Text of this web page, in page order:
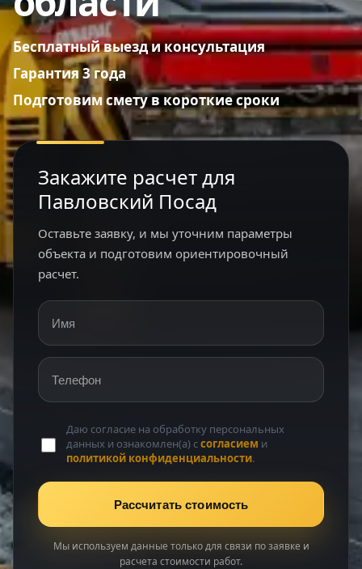
Бесплатный выезд и консультация
Гарантия 3 года
Подготовим смету в короткие сроки
Закажите расчет для
Павловский Посад
Оставьте заявку, и мы уточним параметры
объекта и подготовим ориентировочный
расчет.
Имя
Телефон
Даю согласие на обработку персональных
данных и ознакомлен(а) ссогласием и
политикой конфиденциальности.
Рассчитать стоимость
Мы используем данные только для связи по заявке и
расчета стоимости работ.